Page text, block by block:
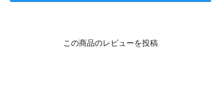
この商品のレビューを投稿